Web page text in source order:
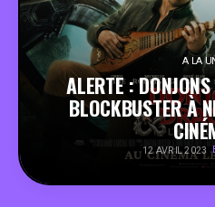
FOOD
BONS
A LA
ALERTE :
BLOCKBUSTER À
12 AVRIL 2023